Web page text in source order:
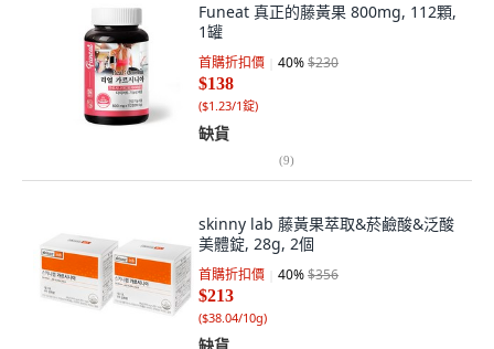
Funeat 真正的藤黃果 800mg, 112顆,
1罐
首購折扣價 40%$230
$138
($1.23/1錠)
缺貨
(9)
skinny lab 藤黃果萃取&菸鹼酸&泛酸
美體錠, 28g, 2個
首購折扣價 40%$356
$213
($38.04/10g)